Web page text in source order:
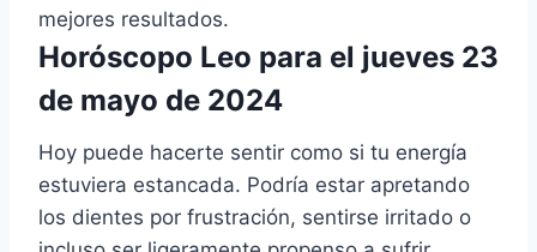
mejores resultados.
Horóscopo Leo para el jueves 23
de mayo de 2024
Hoy puede hacerte sentir como si tu energía
estuviera estancada. Podría estar apretando
los dientes por frustración, sentirse irritado o